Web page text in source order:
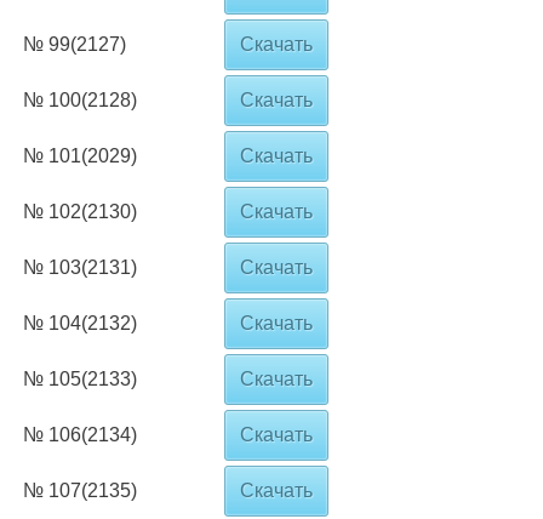
№ 99(2127) Скачать
№ 100(2128) Скачать
№ 101(2029) Скачать
№ 102(2130) Скачать
№ 103(2131) Скачать
№ 104(2132) Скачать
№ 105(2133) Скачать
№ 106(2134) Скачать
№ 107(2135) Скачать